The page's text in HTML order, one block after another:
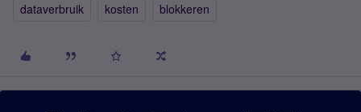
dataverbruik kosten blokkeren